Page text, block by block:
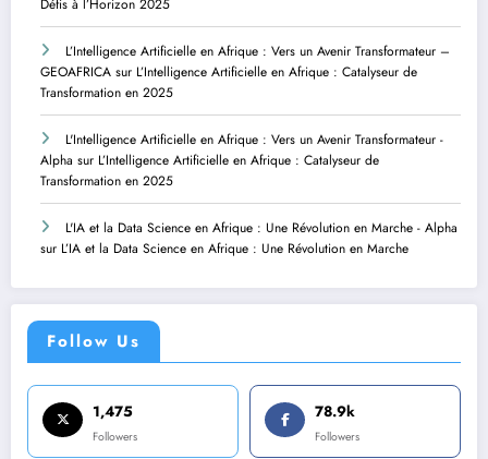
L’Intelligence Artificielle en Afrique : Vers un Avenir Transformateur –
GEOAFRICA sur L’Intelligence Artificielle en Afrique : Catalyseur de
Transformation en 2025
L'Intelligence Artificielle en Afrique : Vers un Avenir Transformateur -
Alpha sur L’Intelligence Artificielle en Afrique : Catalyseur de
Transformation en 2025
L'IA et la Data Science en Afrique : Une Révolution en Marche - Alpha
sur L’IA et la Data Science en Afrique : Une Révolution en Marche
Follow Us
1,475
Followers
78.9k
Followers